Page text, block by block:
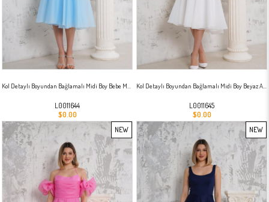
L0011644
$0.00
L0011645
$0.00
NEW
NEW
ITEM